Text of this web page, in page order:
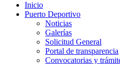
Inicio
Puerto Deportivo
Noticias
Galerías
Solicitud General
Portal de transparencia
Convocatorias y